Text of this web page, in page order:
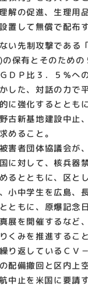
解の促進、生理用
置して無償で配布
い先制攻撃である
保有とそのための
ＤＰ比３．５％へ
した、対話の力で
に強化するととも
古新基地建設中止
めること。
害者団体協議会が
に対して、核兵器
るとともに、区と
小中学生を広島、
ともに、原爆記念
展を開催するなど
くみを推進すること
り返しているＣＶ
配備撤回と区内上
中止を米国に要請